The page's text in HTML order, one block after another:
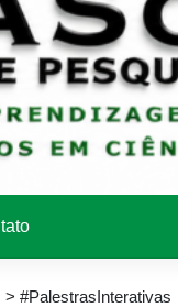
> #PalestrasInterativas